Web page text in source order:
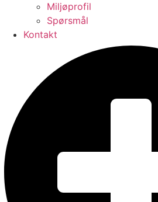
Miljøprofil
Spørsmål
Kontakt